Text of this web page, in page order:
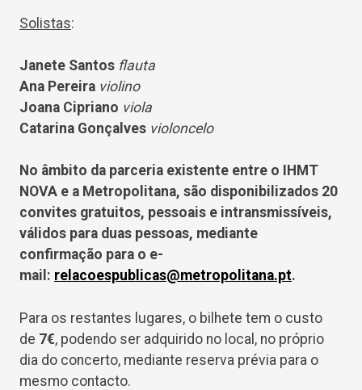
Solistas:
Janete Santos flauta
Ana Pereira violino
Joana Cipriano viola
Catarina Gonçalves violoncelo
No âmbito da parceria existente entre o IHMT
NOVA e a Metropolitana, são disponibilizados 20
convites gratuitos, pessoais e intransmissíveis,
válidos para duas pessoas, mediante
confirmação para o e-
mail: relacoespublicas@metropolitana.pt.
Para os restantes lugares, o bilhete tem o custo
de 7€, podendo ser adquirido no local, no próprio
dia do concerto, mediante reserva prévia para o
mesmo contacto.